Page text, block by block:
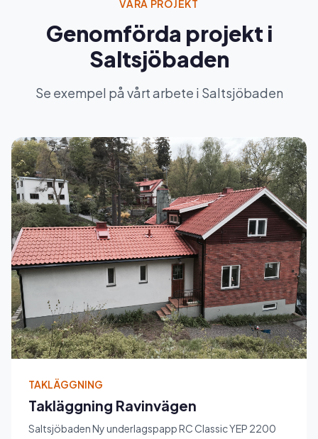
VÅRA PROJEKT
Genomförda projekt i
Saltsjöbaden
Se exempel på vårt arbete i Saltsjöbaden
TAKLÄGGNING
Takläggning Ravinvägen
Saltsjöbaden Ny underlagspapp RC Classic YEP 2200